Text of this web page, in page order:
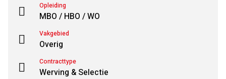
Opleiding
MBO / HBO / WO
Vakgebied
Overig
Contracttype
Werving & Selectie